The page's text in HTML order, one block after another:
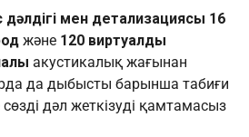
мен детализациясы 16
және 120 виртуалды
акустикалық жағынан
да дыбысты барынша табиғи
дәл жеткізуді қамтамасыз